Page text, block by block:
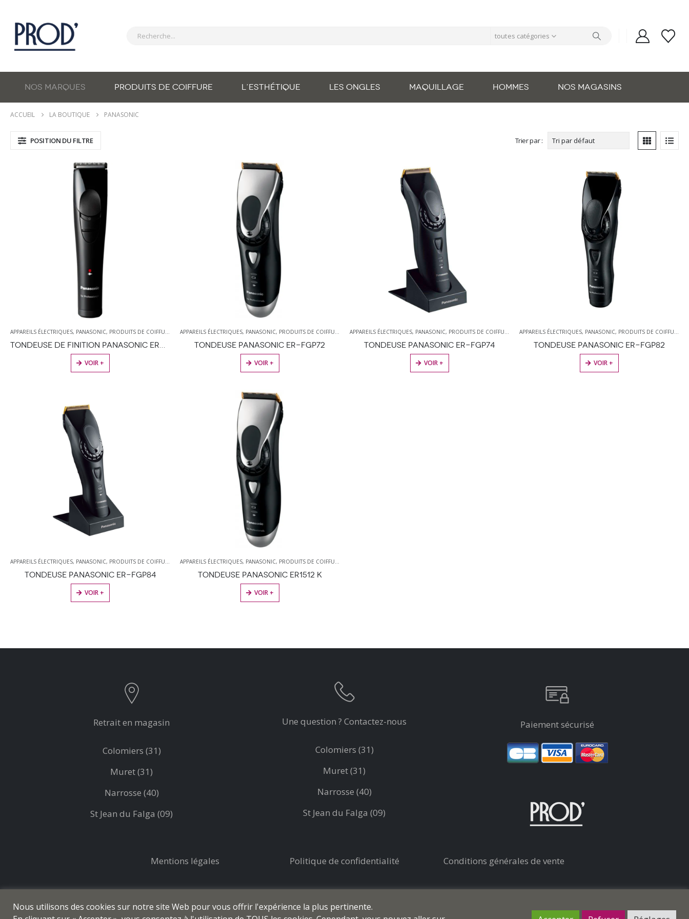
toutes catégories
NOS MARQUES PRODUITS DE COIFFURE L’ESTHÉTIQUE LES ONGLES MAQUILLAGE HOMMES NOS MAGASINS
ACCUEIL LA BOUTIQUE PANASONIC
POSITION DU FILTRE Trier par :
APPAREILS ÉLECTRIQUES, PANASONIC, PRODUITS DE COIFFURE TONDEUSES
TONDEUSE DE FINITION PANASONIC ERGP21
VOIR +
APPAREILS ÉLECTRIQUES, PANASONIC, PRODUITS DE COIFFURE TONDEUSES
TONDEUSE PANASONIC ER-FGP72
VOIR +
APPAREILS ÉLECTRIQUES, PANASONIC, PRODUITS DE COIFFURE TONDEUSES
TONDEUSE PANASONIC ER-FGP74
VOIR +
APPAREILS ÉLECTRIQUES, PANASONIC, PRODUITS DE COIFFURE
TONDEUSE PANASONIC ER-FGP82
VOIR +
APPAREILS ÉLECTRIQUES, PANASONIC, PRODUITS DE COIFFURE TONDEUSES
TONDEUSE PANASONIC ER-FGP84
VOIR +
APPAREILS ÉLECTRIQUES, PANASONIC, PRODUITS DE COIFFURE
TONDEUSE PANASONIC ER1512 K
VOIR +
Retrait en magasin
Colomiers (31)
Muret (31)
Narrosse (40)
St Jean du Falga (09)
Une question ? Contactez-nous
Colomiers (31)
Muret (31)
Narrosse (40)
St Jean du Falga (09)
Paiement sécurisé
Mentions légales Politique de confidentialité Conditions générales de vente
Nous utilisons des cookies sur notre site Web pour vous offrir l'expérience la plus pertinente.